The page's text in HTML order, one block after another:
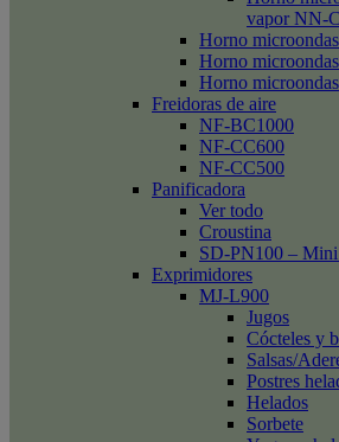
vapor NN-
Horno
Horno
Horno microondas
Freidoras de aire
NF-BC1000
NF-CC600
NF-CC500
Panificadora
Ver todo
Croustina
SD-PN100 –
Exprimidores
MJ-L900
Jugos
Cócteles y
Salsas/
Postres
Helados
Sorbete